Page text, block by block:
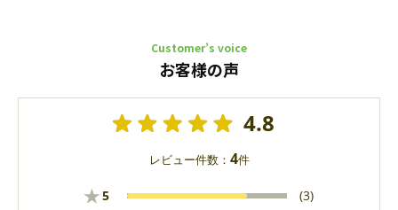
Customer’s voice
お客様の声
4.8
レビュー件数： 4件
★5 (3)